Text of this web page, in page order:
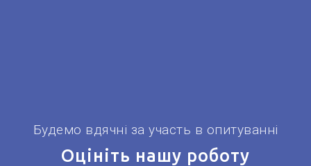
Будемо вдячні за участь в опитуванні
Оцініть нашу роботу